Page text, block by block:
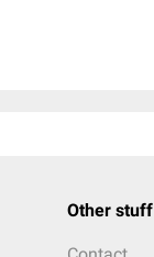
Other stuff